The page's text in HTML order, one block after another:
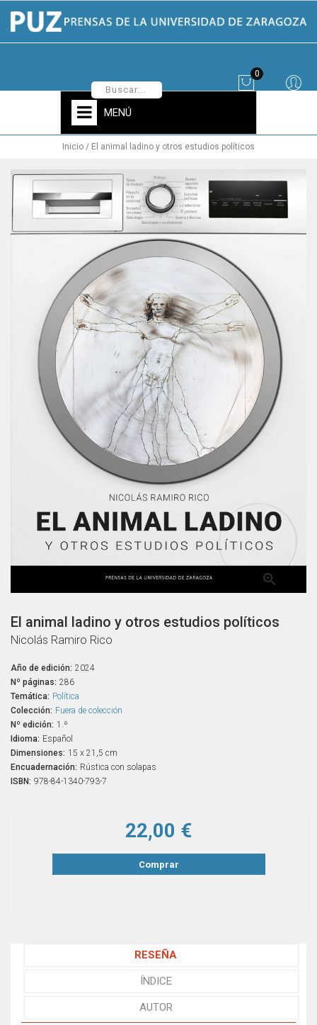
0
MENÚ
Inicio El animal ladino y otros estudios políticos

El animal ladino y otros estudios políticos
Nicolás Ramiro Rico
Año de edición: 2024
Nº páginas: 286
Temática: Política
Colección: Fuera de colección
Nº edición: 1.ª
Idioma: Español
Dimensiones: 15 x 21,5 cm
Encuadernación: Rústica con solapas
ISBN: 978-84-1340-793-7
22,00 €
Comprar
RESEÑA
ÍNDICE
AUTOR